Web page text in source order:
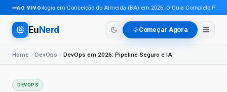
AO VIVO
Tecnologia em Conceição do Almeida (BA) em 2026: O Guia Completo Para
EuNerd Começar Agora
Home DevOps DevOps em 2026: Pipeline Seguro e IA
DEVOPS